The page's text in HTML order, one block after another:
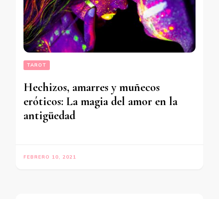
TAROT
Hechizos, amarres y muñecos
eróticos: La magia del amor en la
antigüedad
FEBRERO 10, 2021